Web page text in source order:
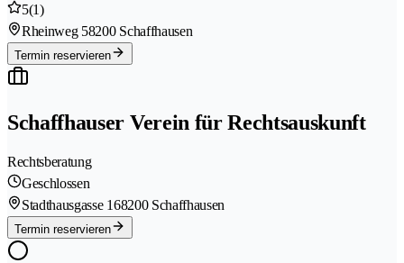
5(1)
Rheinweg 58200 Schaffhausen
Termin reservieren
Schaffhauser Verein für Rechtsauskunft
Rechtsberatung
Geschlossen
Stadthausgasse 168200 Schaffhausen
Termin reservieren